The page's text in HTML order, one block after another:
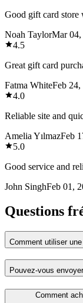
Good gift card store
Noah TaylorMar 04,
4.5
Great gift card
Fatma WhiteFeb 24,
4.0
Reliable site and
Amelia YılmazFeb
5.0
Good service and
John SinghFeb 01,
Questions
Comment utiliser
Pouvez-vous
Comment